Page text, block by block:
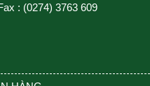
: (0274) 3763 609